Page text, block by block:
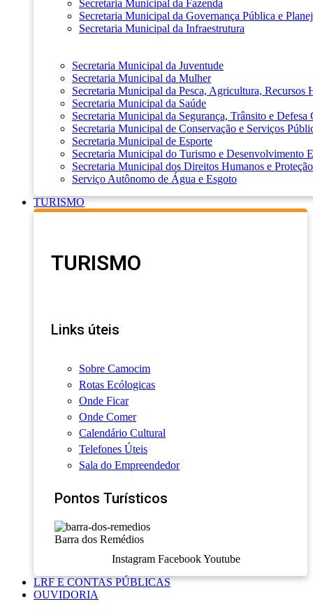
Secretaria Municipal da Fazenda
Secretaria Municipal da Governança Pública e
Secretaria Municipal da Infraestrutura
Secretaria Municipal da Juventude
Secretaria Municipal da Mulher
Secretaria Municipal da Pesca, Agricultura, Recursos
Secretaria Municipal da Saúde
Secretaria Municipal da Segurança, Trânsito e Defesa
Secretaria Municipal de Conservação e Serviços
Secretaria Municipal de Esporte
Secretaria Municipal do Turismo e Desenvolvimento
Secretaria Municipal dos Direitos Humanos e
Serviço Autônomo de Água e Esgoto
TURISMO
TURISMO
Links úteis
Sobre Camocim
Rotas Ecólogicas
Onde Ficar
Onde Comer
Calendário Cultural
Telefones Úteis
Sala do Empreendedor
Pontos Turísticos
Barra dos Remédios
Instagram Facebook Youtube
LRF E CONTAS PÚBLICAS
OUVIDORIA